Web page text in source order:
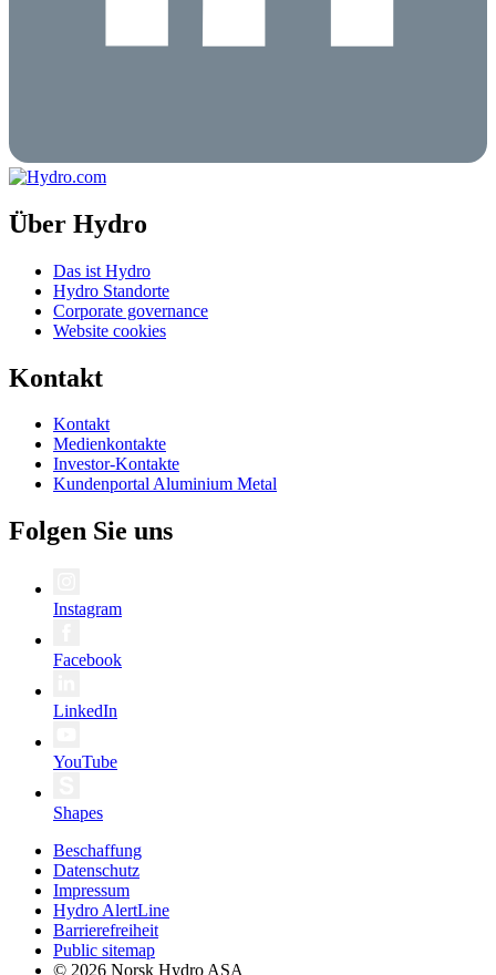
Über Hydro
Das ist Hydro
Hydro Standorte
Corporate governance
Website cookies
Kontakt
Kontakt
Medienkontakte
Investor-Kontakte
Kundenportal Aluminium Metal
Folgen Sie uns
Instagram
Facebook
LinkedIn
YouTube
Shapes
Beschaffung
Datenschutz
Impressum
Hydro AlertLine
Barrierefreiheit
Public sitemap
© 2026 Norsk Hydro ASA